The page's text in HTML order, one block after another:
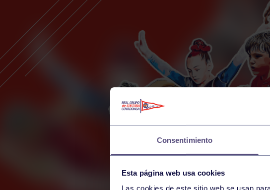
Consentimiento
Esta página web usa cookies